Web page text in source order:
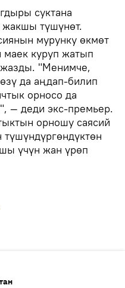
суктана
жакшы түшүнөт.
мурунку өкмөт
куруп жатып
"Менимче,
да аңдап-билип
орносо да
— деди экс-премьер.
орношу саясий
үчүн жан үрөп